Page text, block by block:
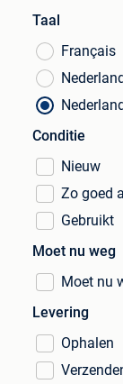
Taal
Français
Conditie
Nieuw
Zo goed
Gebruikt
Moet nu weg
Moet nu
Levering
Ophalen